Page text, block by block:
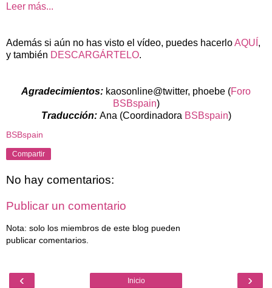
Leer más...
Además si aún no has visto el vídeo, puedes hacerloAQUÍ ,
y también DESCARGÁRTELO.
Agradecimientos: kaosonline@twitter, phoebe (Foro
BSBspain)
Traducción: Ana (Coordinadora BSBspain)
BSBspain
Compartir
No hay comentarios:
Publicar un comentario
Nota: solo los miembros de este blog pueden
publicar comentarios.
‹ ›
Inicio